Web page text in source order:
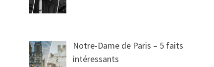
Notre-Dame de Paris – 5 faits
intéressants